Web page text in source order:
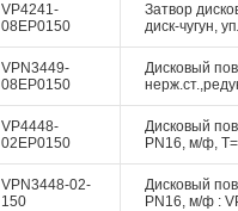
VP4241-
08EP0150
Затвор
диск-чугун,
VPN3449-
08EP0150
Дисковый
VP4448-
02EP0150
Дисковый
PN16, м/ф,
VPN3448-02-
150
Дисковый
PN16, м/ф :